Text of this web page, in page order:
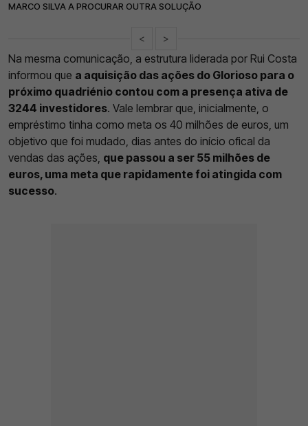
MARCO SILVA A PROCURAR OUTRA SOLUÇÃO
< >
Na mesma comunicação, a estrutura liderada por Rui Costa
informou que a aquisição das ações do Glorioso para o
próximo quadriénio contou com a presença ativa de
3244 investidores. Vale lembrar que, inicialmente, o
empréstimo tinha como meta os 40 milhões de euros, um
objetivo que foi mudado, dias antes do início ofical da
vendas das ações, que passou a ser 55 milhões de
euros, uma meta que rapidamente foi atingida com
sucesso.